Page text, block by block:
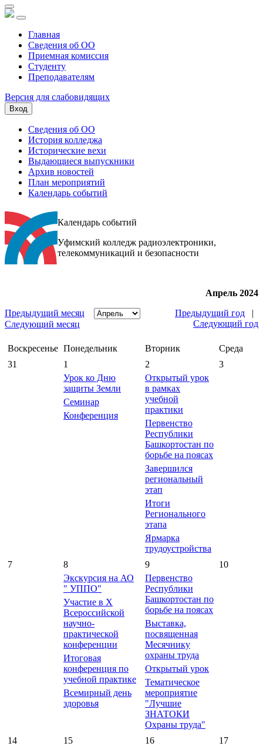
Главная
Сведения об ОО
Приемная комиссия
Студенту
Преподавателям
Версия для слабовидящих
Вход
Сведения об ОО
История колледжа
Исторические вехи
Выдающиеся выпускники
Архив новостей
План мероприятий
Календарь событий
Календарь событий
Уфимский колледж радиоэлектроники,
телекоммуникаций и безопасности
Апрель 2024
Предыдущий месяц
Следующий месяц
Предыдущий год |
Следующий год
Воскресенье Понедельник Вторник
Среда
31
1
Урок ко Дню
защиты Земли
Семинар
Конференция
2
Открытый урок
в рамках
учебной
практики
Первенство
Республики
Башкортостан по
борьбе на поясах
Завершился
региональный
этап
Итоги
Регионального
этапа
Ярмарка
трудоустройства
3
7
8
Экскурсия на АО
" УППО"
Участие в X
Всероссийской
научно-
практической
конференции
Итоговая
конференция по
учебной практике
Всемирный день
здоровья
9
Первенство
Республики
Башкортостан по
борьбе на поясах
Выставка,
посвященная
Месячнику
охраны труда
Открытый урок
Тематическое
мероприятие
"Лучшие
ЗНАТОКИ
Охраны труда"
10
14
15
16
17